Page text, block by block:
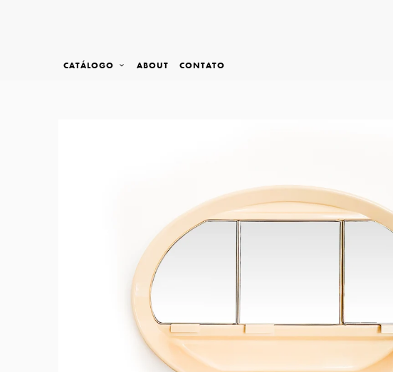
CATÁLOGO ABOUT CONTATO